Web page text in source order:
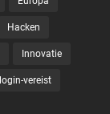
Hacken
Innovatie
login-vereist